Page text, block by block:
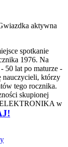
spotkanie
1976. Na
50 lat po maturze -
nauczycieli, którzy
tego rocznika.
skupionej
ELEKTRONIKA w